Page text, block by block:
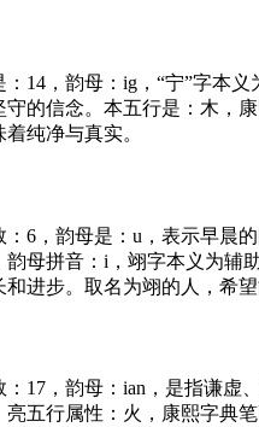
14，韵母：ig，“宁”字本
的信念。本五行是：木，
纯净与真实。
6，韵母是：u，表示早晨
韵母拼音：i，翊字本义为
进步。取名为翊的人，希
17，韵母：ian，是指谦
五行属性：火，康熙字典